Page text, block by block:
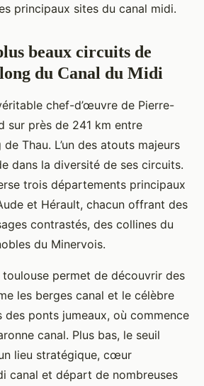
principaux sites du canal midi.
beaux circuits de
du Canal du Midi
chef-d’œuvre de Pierre-
sur près de 241 km entre
de Thau. L’un des atouts majeurs
dans la diversité de ses circuits.
trois départements principaux
et Hérault, chacun offrant des
contrastés, des collines du
du Minervois.
toulouse permet de découvrir des
les berges canal et le célèbre
des ponts jumeaux, où commence
canal. Plus bas, le seuil
lieu stratégique, cœur
canal et départ de nombreuses